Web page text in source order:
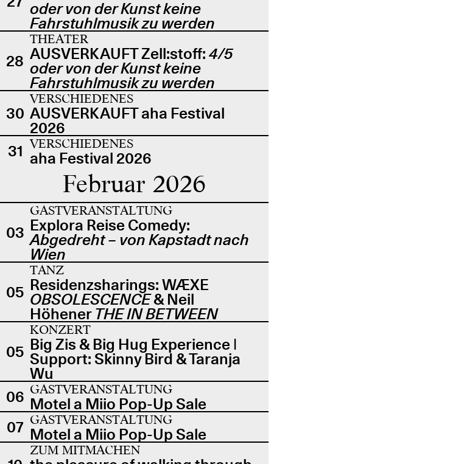
oder von der Kunst keine
Fahrstuhlmusik zu werden
28
THEATER
AUSVERKAUFT Zell:stoff: 4/5
oder von der Kunst keine
Fahrstuhlmusik zu werden
30
VERSCHIEDENES
AUSVERKAUFT aha Festival
2026
31 VERSCHIEDENES
aha Festival 2026
Februar 2026
03
GASTVERANSTALTUNG
Explora Reise Comedy:
Abgedreht – von Kapstadt nach
Wien
05
TANZ
Residenzsharings: WÆXE
OBSOLESCENCE& Neil
Höhener THE IN BETWEEN
05
KONZERT
Big Zis & Big Hug Experience |
Support: Skinny Bird & Taranja
Wu
06 GASTVERANSTALTUNG
Motel a Miio Pop-Up Sale
07 GASTVERANSTALTUNG
Motel a Miio Pop-Up Sale
ZUM MITMACHEN